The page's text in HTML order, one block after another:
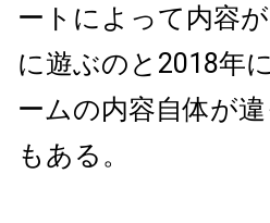
ートによって内容
に遊ぶのと2018年
ームの内容自体が
もある。